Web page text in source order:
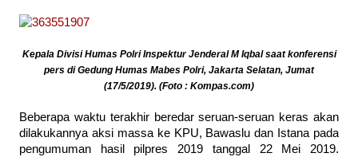
Kepala Divisi Humas Polri Inspektur Jenderal M Iqbal saat konferensi
pers di Gedung Humas Mabes Polri, Jakarta Selatan, Jumat
(17/5/2019). (Foto : Kompas.com)
Beberapa waktu terakhir beredar seruan-seruan keras akan
dilakukannya aksi massa ke KPU, Bawaslu dan Istana pada
pengumuman hasil pilpres 2019 tanggal 22 Mei 2019.